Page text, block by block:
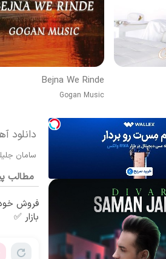
Bejna We Rinde
Gogan Music
دانلود
سامان
مطالب
فروش
بازار ✅